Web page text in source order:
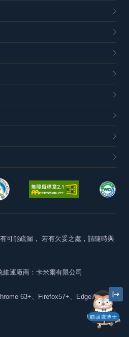
貓頭鷹博士
可能疏漏， 若有欠妥之處，請隨時與
維運廠商：卡米爾有限公司
63+、Firefox57+、Edge79+及